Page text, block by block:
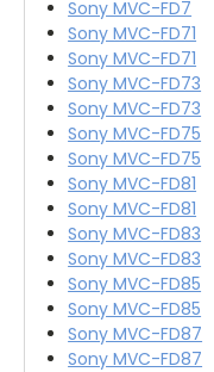
Sony MVC-FD7
Sony MVC-FD71
Sony MVC-FD71
Sony MVC-FD73
Sony MVC-FD73
Sony MVC-FD75
Sony MVC-FD75
Sony MVC-FD81
Sony MVC-FD81
Sony MVC-FD83
Sony MVC-FD83
Sony MVC-FD85
Sony MVC-FD85
Sony MVC-FD87
Sony MVC-FD87